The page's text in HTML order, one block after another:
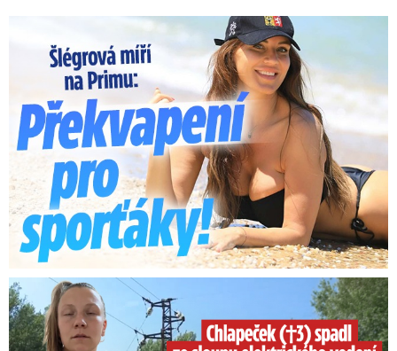
Lucie Šlégrová míří na Primu. Překvapení pro sporťáky!
Smrtelný pád chlapce: Matka vydala vyjádření na 16 stran